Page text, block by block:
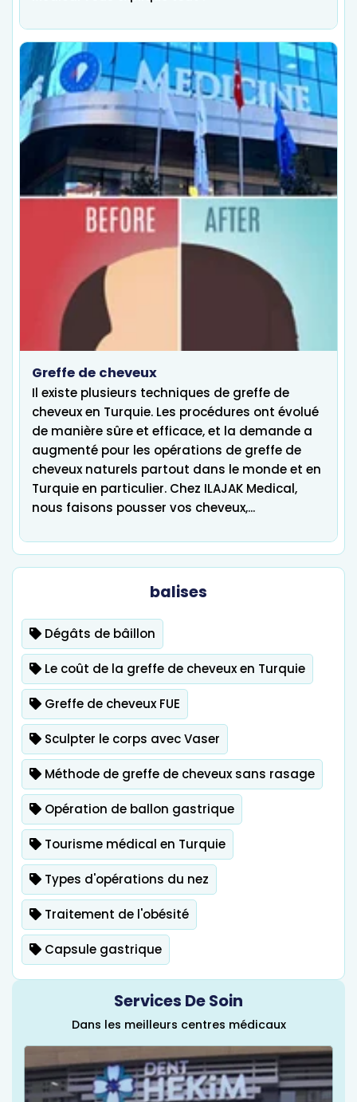
Greffe de cheveux
Il existe plusieurs techniques de greffe de
cheveux en Turquie. Les procédures ont évolué
de manière sûre et efficace, et la demande a
augmenté pour les opérations de greffe de
cheveux naturels partout dans le monde et en
Turquie en particulier. Chez ILAJAK Medical,
nous faisons pousser vos cheveux,...
balises
Dégâts de bâillon
Le coût de la greffe de cheveux en Turquie
Greffe de cheveux FUE
Sculpter le corps avec Vaser
Méthode de greffe de cheveux sans rasage
Opération de ballon gastrique
Tourisme médical en Turquie
Types d'opérations du nez
Traitement de l'obésité
Capsule gastrique
Services De Soin
Dans les meilleurs centres médicaux